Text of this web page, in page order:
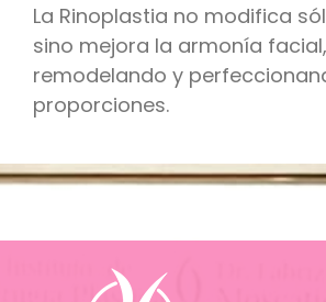
La Rinoplastia no modifica
sino mejora la armonía facial,
remodelando y
proporciones.